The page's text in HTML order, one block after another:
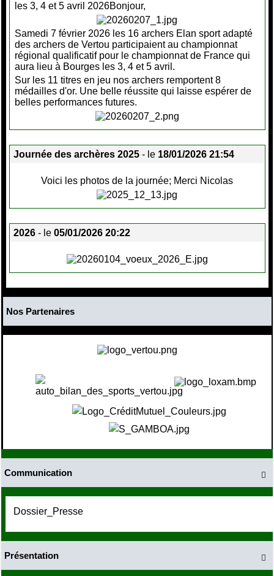

Communication
Dossier_Presse

Présentation
les 3, 4 et 5 avril 2026Bonjour,
Samedi 7 février 2026 les 16 archers Elan sport adapté
des archers de Vertou participaient au championnat
régional qualificatif pour le championnat de France qui
aura lieu à Bourges les 3, 4 et 5 avril.
Sur les 11 titres en jeu nos archers remportent 8
médailles d'or. Une belle réussite qui laisse espérer de
belles performances futures.
Journée des archères 2025 - le 18/01/2026 21:54
Voici les photos de la journée; Merci Nicolas
2026 - le 05/01/2026 20:22
Nos Partenaires